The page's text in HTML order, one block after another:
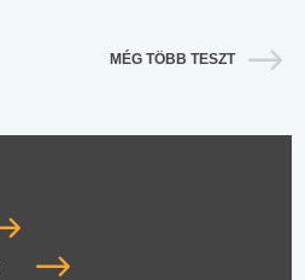
MÉG TÖBB TESZT